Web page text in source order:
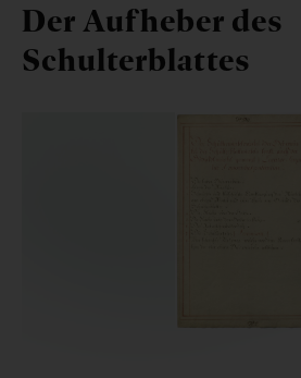
Der Aufheber des
Schulterblattes